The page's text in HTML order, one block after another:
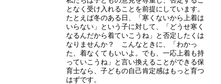
となく受け入れることを前提にしています。
たとえば冬のある日、「寒くないから上着は
いらない」という子に対して、「どうせ寒く
なるんだから着ていこうね」と否定したくは
なりませんか？ こんなときに、「わかっ
た、着なくてもいいよ。でも、一応上着も持
っていこうね」と言い換えることができる保
育士なら、子どもの自己肯定感はもっと育つ
はずです。